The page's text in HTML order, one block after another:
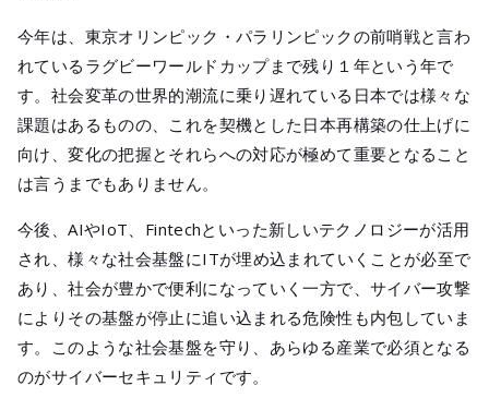
公式SNS
今年は、東京オリンピック・パラリンピックの前哨戦と言わ
れているラグビーワールドカップまで残り１年という年で
す。社会変革の世界的潮流に乗り遅れている日本では様々な
課題はあるものの、これを契機とした日本再構築の仕上げに
向け、変化の把握とそれらへの対応が極めて重要となること
は言うまでもありません。
今後、AIやIoT、Fintechといった新しいテクノロジーが活用
され、様々な社会基盤にITが埋め込まれていくことが必至で
あり、社会が豊かで便利になっていく一方で、サイバー攻撃
によりその基盤が停止に追い込まれる危険性も内包していま
す。このような社会基盤を守り、あらゆる産業で必須となる
のがサイバーセキュリティです。